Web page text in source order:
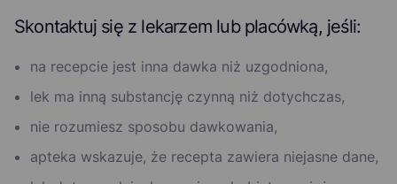
Skontaktuj się z lekarzem lub placówką, jeśli:
na recepcie jest inna dawka niż uzgodniona,
lek ma inną substancję czynną niż dotychczas,
nie rozumiesz sposobu dawkowania,
apteka wskazuje, że recepta zawiera niejasne dane,